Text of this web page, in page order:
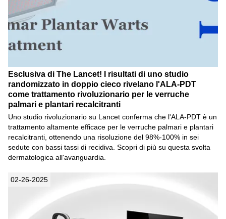
Esclusiva di The Lancet! I risultati di uno studio
randomizzato in doppio cieco rivelano l'ALA-PDT
come trattamento rivoluzionario per le verruche
palmari e plantari recalcitranti
Uno studio rivoluzionario su Lancet conferma che l'ALA-PDT è un
trattamento altamente efficace per le verruche palmari e plantari
recalcitranti, ottenendo una risoluzione del 98%-100% in sei
sedute con bassi tassi di recidiva. Scopri di più su questa svolta
dermatologica all'avanguardia.
02-26-2025